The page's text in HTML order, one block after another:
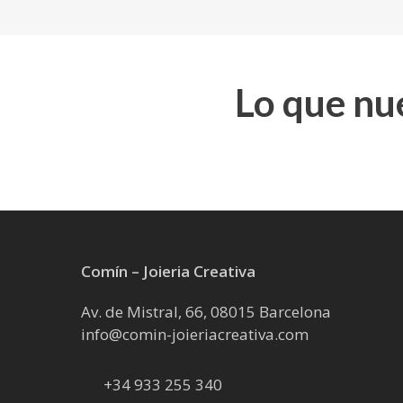
Lo que
Comín – Joieria Creativa
Av. de Mistral, 66, 08015 Barcelona
info@comin-joieriacreativa.com
+34 933 255 340